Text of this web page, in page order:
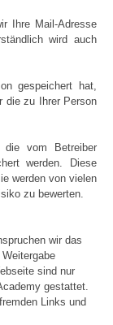
Ihre Mail-Adresse
wird auch
gespeichert hat,
die zu Ihrer Person
die vom Betreiber
werden. Diese
werden von vielen
zu bewerten.
wir das
sind nur
gestattet.
Links und